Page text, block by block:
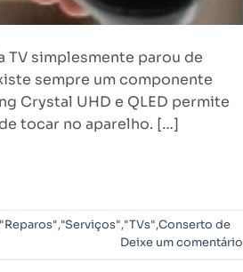
TV simplesmente parou de
sempre um componente
Crystal UHD e QLED permite
tocar no aparelho. […]
"Reparos","Serviços","TVs",Conserto de
Deixe um comentário